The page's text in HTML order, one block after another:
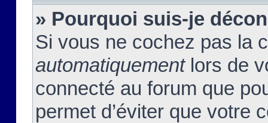
» Pourquoi suis-je
Si vous ne cochez pas la
automatiquementlors de
connecté au forum que
permet d’éviter que votre